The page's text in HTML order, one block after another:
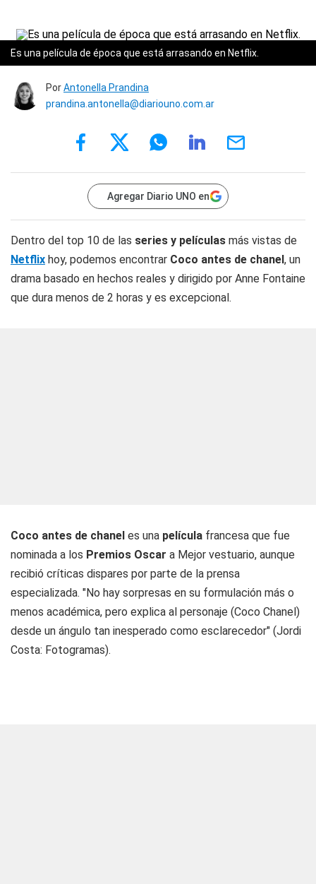
Es una película de época que está arrasando en Netflix.
PorAntonella Prandina
prandina.antonella@diariouno.com.ar
Agregar Diario UNO en
Dentro del top 10 de las series y películas más vistas de
Netflix hoy, podemos encontrar Coco antes de chanel, un
drama basado en hechos reales y dirigido por Anne Fontaine
que dura menos de 2 horas y es excepcional.
Coco antes de chanel es una película francesa que fue
nominada a los Premios Oscar a Mejor vestuario, aunque
recibió críticas dispares por parte de la prensa
especializada. "No hay sorpresas en su formulación más o
menos académica, pero explica al personaje (Coco Chanel)
desde un ángulo tan inesperado como esclarecedor" (Jordi
Costa: Fotogramas).